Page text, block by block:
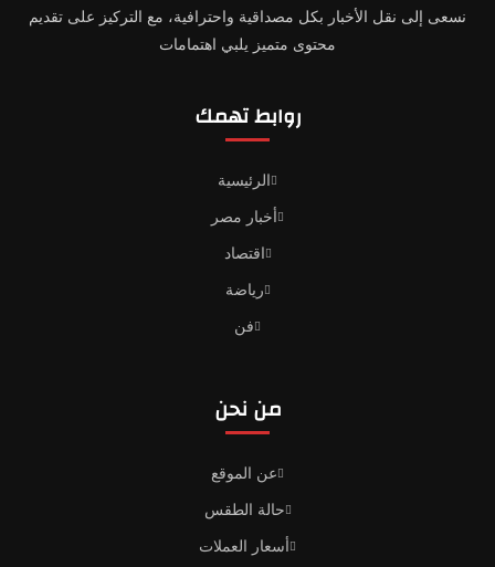
نسعى إلى نقل الأخبار بكل مصداقية واحترافية، مع التركيز على تقديم
محتوى متميز يلبي اهتمامات
روابط تهمك
الرئيسية
أخبار مصر
اقتصاد
رياضة
فن
من نحن
عن الموقع
حالة الطقس
أسعار العملات